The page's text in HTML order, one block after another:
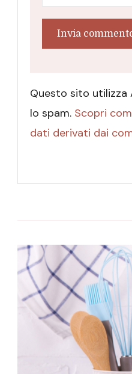
Questo sito utilizza
lo spam. Scopri
dati derivati dai